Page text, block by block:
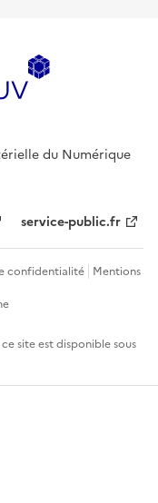
du Numérique
service-public.fr
confidentialité Mentions
site est disponible sous